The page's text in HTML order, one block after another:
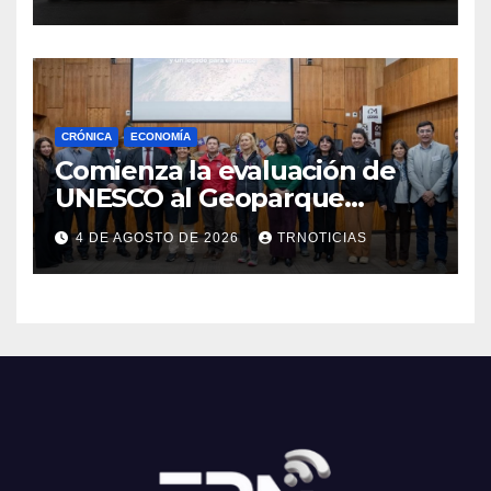
CRÓNICA ECONOMÍA
Comienza la evaluación de
UNESCO al Geoparque
Aspirante Pillanmapu en el
Maule
4 DE AGOSTO DE 2026 TRNOTICIAS